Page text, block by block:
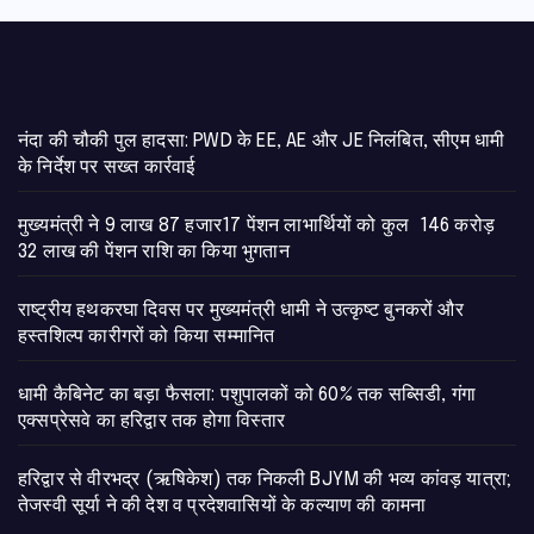
नंदा की चौकी पुल हादसा: PWD के EE, AE और JE निलंबित, सीएम धामी
के निर्देश पर सख्त कार्रवाई
मुख्यमंत्री ने 9 लाख 87 हजार17 पेंशन लाभार्थियों को कुल 146 करोड़
32 लाख की पेंशन राशि का किया भुगतान
राष्ट्रीय हथकरघा दिवस पर मुख्यमंत्री धामी ने उत्कृष्ट बुनकरों और
हस्तशिल्प कारीगरों को किया सम्मानित
​धामी कैबिनेट का बड़ा फैसला: पशुपालकों को 60% तक सब्सिडी, गंगा
एक्सप्रेसवे का हरिद्वार तक होगा विस्तार
​हरिद्वार से वीरभद्र (ऋषिकेश) तक निकली BJYM की भव्य कांवड़ यात्रा;
तेजस्वी सूर्या ने की देश व प्रदेशवासियों के कल्याण की कामना